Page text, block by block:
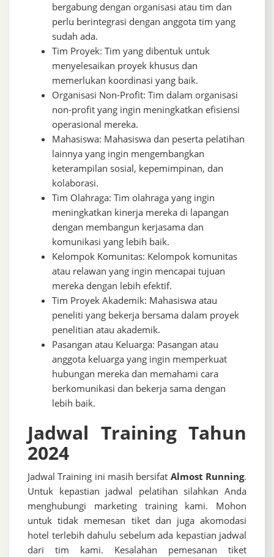
bergabung dengan organisasi atau tim dan
perlu berintegrasi dengan anggota tim yang
sudah ada.
Tim Proyek: Tim yang dibentuk untuk
menyelesaikan proyek khusus dan
memerlukan koordinasi yang baik.
Organisasi Non-Profit: Tim dalam organisasi
non-profit yang ingin meningkatkan efisiensi
operasional mereka.
Mahasiswa: Mahasiswa dan peserta pelatihan
lainnya yang ingin mengembangkan
keterampilan sosial, kepemimpinan, dan
kolaborasi.
Tim Olahraga: Tim olahraga yang ingin
meningkatkan kinerja mereka di lapangan
dengan membangun kerjasama dan
komunikasi yang lebih baik.
Kelompok Komunitas: Kelompok komunitas
atau relawan yang ingin mencapai tujuan
mereka dengan lebih efektif.
Tim Proyek Akademik: Mahasiswa atau
peneliti yang bekerja bersama dalam proyek
penelitian atau akademik.
Pasangan atau Keluarga: Pasangan atau
anggota keluarga yang ingin memperkuat
hubungan mereka dan memahami cara
berkomunikasi dan bekerja sama dengan
lebih baik.
Jadwal Training Tahun
2024
Jadwal Training ini masih bersifat Almost Running.
Untuk kepastian jadwal pelatihan silahkan Anda
menghubungi marketing training kami. Mohon
untuk tidak memesan tiket dan juga akomodasi
hotel terlebih dahulu sebelum ada kepastian jadwal
dari tim kami. Kesalahan pemesanan tiket